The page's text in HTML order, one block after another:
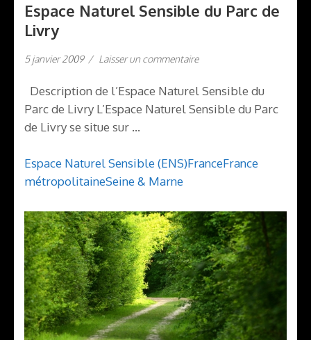
Espace Naturel Sensible du Parc de
Livry
5 janvier 2009 / Laisser un commentaire
Description de l’Espace Naturel Sensible du
Parc de Livry L’Espace Naturel Sensible du Parc
de Livry se situe sur …
Espace Naturel Sensible (ENS)FranceFrance
métropolitaineSeine & Marne